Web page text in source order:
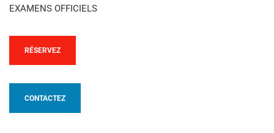
EXAMENS OFFICIELS
RÉSERVEZ
CONTACTEZ